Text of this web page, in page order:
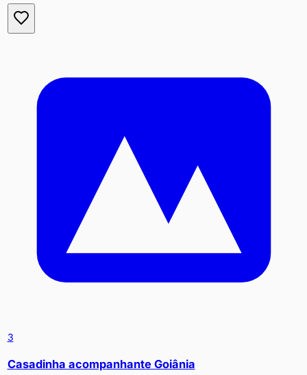
3
Casadinha acompanhante Goiânia